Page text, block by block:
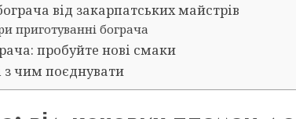
від закарпатських майстрів
приготуванні бограча
пробуйте нові смаки
з чим поєднувати